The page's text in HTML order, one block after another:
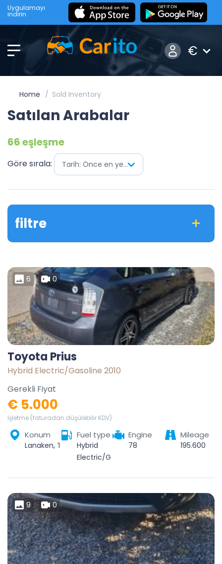
Uygulamayı
indirin
€
Home Sold Inventory
Satılan Arabalar
66 eşleşme
Göre sırala: Tarih: Önce en yenisi
filtre
6 0
Toyota Prius
Hybrid Electric/Gasoline 2010
Gerekli Fiyat
€ 5.000
İşletme (faturadan düşülebilir KDV)
Konum Fuel type
Hybrid
Electric/Gasoline
Engine
78
Mileage
195.600
9 0